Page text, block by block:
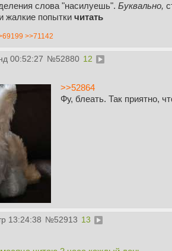
слова "насилуешь". Буквально,
жалкие попытки читать
>>71142
00:52:27 №52880 12
>>52864
Фу, блеать. Так приятно,
13:24:38 №52913 13